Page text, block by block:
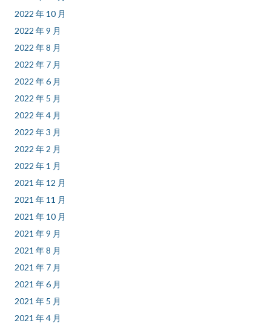
2022 年 10 月
2022 年 9 月
2022 年 8 月
2022 年 7 月
2022 年 6 月
2022 年 5 月
2022 年 4 月
2022 年 3 月
2022 年 2 月
2022 年 1 月
2021 年 12 月
2021 年 11 月
2021 年 10 月
2021 年 9 月
2021 年 8 月
2021 年 7 月
2021 年 6 月
2021 年 5 月
2021 年 4 月